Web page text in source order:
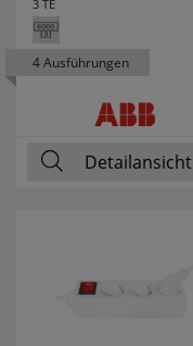
3 TE
4 Ausführungen
Detailansicht